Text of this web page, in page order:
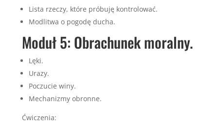
Lista rzeczy, które próbuję kontrolować.
Modlitwa o pogodę ducha.
Moduł 5: Obrachunek moralny.
Lęki.
Urazy.
Poczucie winy.
Mechanizmy obronne.
Ćwiczenia: